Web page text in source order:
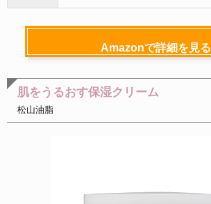
Amazonで詳細を見る
肌をうるおす保湿クリーム
松山油脂